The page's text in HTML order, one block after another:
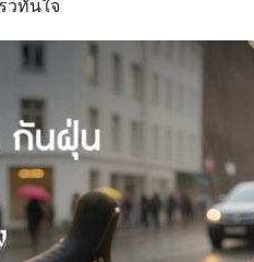
วทันใจ